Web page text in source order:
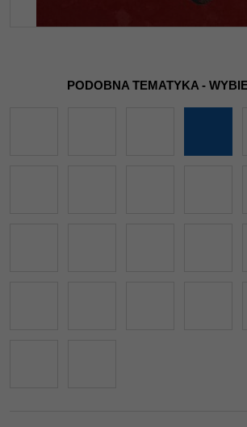
PODOBNA TEMATYKA -